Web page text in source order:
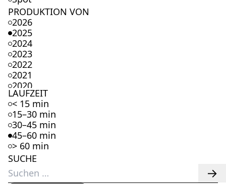
PRODUKTION VON
2026
2025
2024
2023
2022
2021
2020
2019
2018
2017
2016
2015
2014
2013
2012
2011
LAUFZEIT
< 15 min
15–30 min
30–45 min
45–60 min
> 60 min
SUCHE
Suchen
nach: